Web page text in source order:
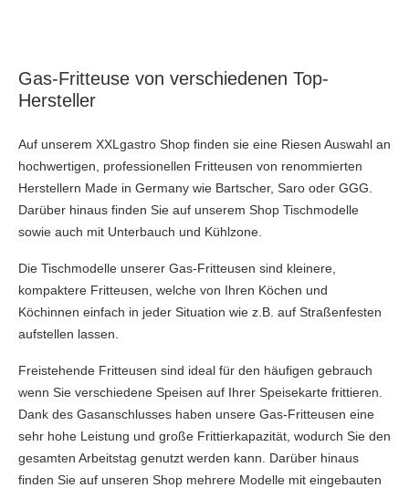
Gas-Fritteuse von verschiedenen Top-
Hersteller
Auf unserem XXLgastro Shop finden sie eine Riesen Auswahl an
hochwertigen, professionellen Fritteusen von renommierten
Herstellern Made in Germany wie Bartscher, Saro oder GGG.
Darüber hinaus finden Sie auf unserem Shop Tischmodelle
sowie auch mit Unterbauch und Kühlzone.
Die Tischmodelle unserer Gas-Fritteusen sind kleinere,
kompaktere Fritteusen, welche von Ihren Köchen und
Köchinnen einfach in jeder Situation wie z.B. auf Straßenfesten
aufstellen lassen.
Freistehende Fritteusen sind ideal für den häufigen gebrauch
wenn Sie verschiedene Speisen auf Ihrer Speisekarte frittieren.
Dank des Gasanschlusses haben unsere Gas-Fritteusen eine
sehr hohe Leistung und große Frittierkapazität, wodurch Sie den
gesamten Arbeitstag genutzt werden kann. Darüber hinaus
finden Sie auf unseren Shop mehrere Modelle mit eingebauten